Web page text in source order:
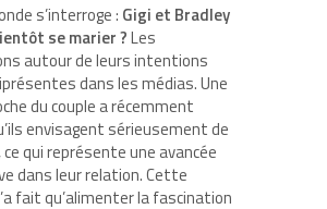
s’interroge : Gigi et Bradley
se marier ?Les
autour de leurs intentions
dans les médias. Une
du couple a récemment
envisagent sérieusement de
ce qui représente une avancée
dans leur relation. Cette
fait qu’alimenter la fascination